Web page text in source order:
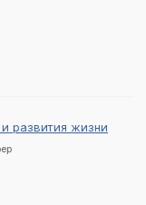
развития жизни